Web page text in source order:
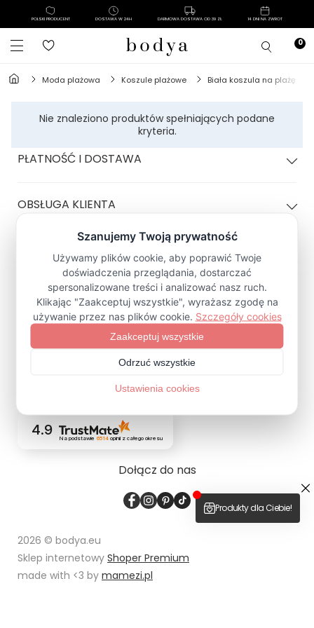
POLSKI PRODUCENT DOSTAWA W 24H DARMOWA DOSTAWA OD 39 ZŁ 14 DNI NA ZWROT
moda plażowa koszule plażowe biała koszula na plażę
Nie znaleziono produktów spełniających podane
kryteria.
PŁATNOŚĆ I DOSTAWA
OBSŁUGA KLIENTA
POLITYKA SKLEPU
Zapisz się na Newsletter
ZAPISZ SIĘ
4.9
Na podstawie 6514opinii z całego okresu
Dołącz do nas
2026 © bodya.eu
Sklep internetowy Shoper Premium
made with <3 by mamezi.pl